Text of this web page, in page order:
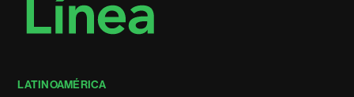
LATINOAMÉRICA